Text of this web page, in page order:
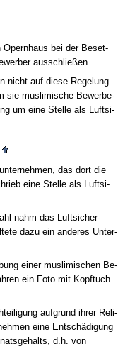
Opern­haus bei der Be­set­
aus­sch­ließen.
nicht auf die­se Re­ge­lung
sie mus­li­mi­sche Be­wer­be­
um ei­ne Stel­le als Luft­si­
das dort die
ei­ne Stel­le als Luft­si­
nahm das Luft­si­cher­
da­zu ein an­de­res Un­ter­
ei­ner mus­li­mi­schen Be­
ein Fo­to mit Kopf­tuch
auf­grund ih­rer Re­li­
ei­ne Entschädi­gung
d.h. von